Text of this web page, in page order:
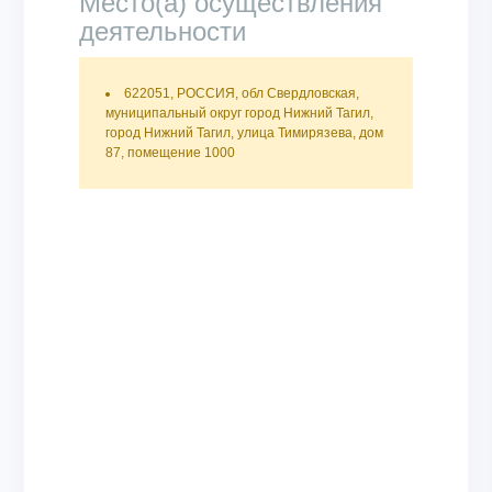
деятельности
622051, РОССИЯ, обл Свердловская,
муниципальный округ город Нижний Тагил,
город Нижний Тагил, улица Тимирязева, дом
87, помещение 1000